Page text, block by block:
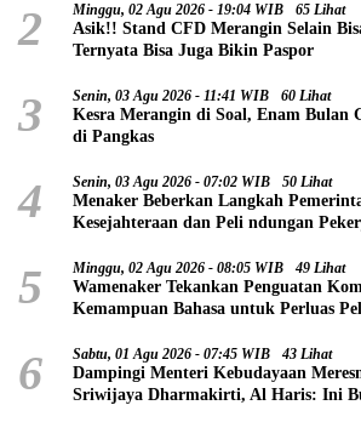
2 Minggu, 02 Agu 2026 - 19:04 WIB 65 Lihat
Asik!! Stand CFD Merangin Selain
Ternyata Bisa Juga Bikin Paspor
3 Senin, 03 Agu 2026 - 11:41 WIB 60 Lihat
Kesra Merangin di Soal, Enam Bulan
di Pangkas
4 Senin, 03 Agu 2026 - 07:02 WIB 50 Lihat
Menaker Beberkan Langkah
Kesejahteraan dan Peli ndungan
5 Minggu, 02 Agu 2026 - 08:05 WIB 49 Lihat
Wamenaker Tekankan Penguatan
Kemampuan Bahasa untuk Perluas
6 Sabtu, 01 Agu 2026 - 07:45 WIB 43 Lihat
Dampingi Menteri Kebudayaan
Sriwijaya Dharmakirti, Al Haris: Ini